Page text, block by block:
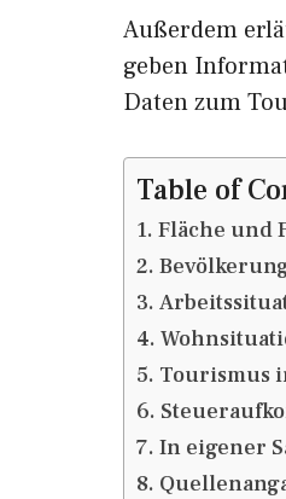
Außerdem
geben
Daten zum
Table of
Fläche und
Tourismus
In eigener